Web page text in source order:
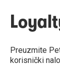
Preuzmite
korisnički